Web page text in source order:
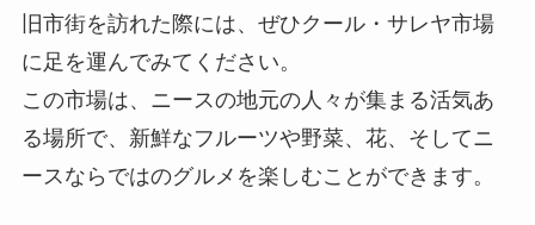
旧市街を訪れた際には、ぜひクール・サレヤ市場
に足を運んでみてください。
この市場は、ニースの地元の人々が集まる活気あ
る場所で、新鮮なフルーツや野菜、花、そしてニ
ースならではのグルメを楽しむことができます。